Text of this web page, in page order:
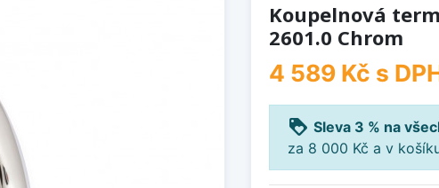
Koupelnová
2601.0 Chrom
4 589 Kč s
loyalty Sleva 3 % na
za 8 000 Kč a v